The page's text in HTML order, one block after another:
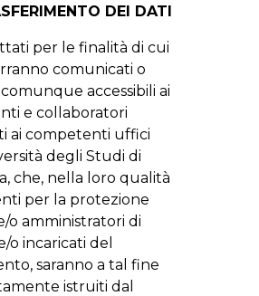
DEI DATI
per le finalità di cui
comunicati o
accessibili ai
e collaboratori
ai competenti uffici
degli Studi di
che, nella loro qualità
per la protezione
o amministratori di
o incaricati del
saranno a tal fine
istruiti dal